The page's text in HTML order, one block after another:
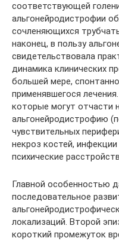
соответствующей
альгонейродистрофии
сочленяющихся
наконец, в пользу
свидетельствовала
динамика клинических
большей мере,
применявшегося
которые могут отчасти
альгонейродистрофию
чувствительных
некроз костей,
психические
Главной особенностью
последовательное
локализаций. Второй
короткий промежуток